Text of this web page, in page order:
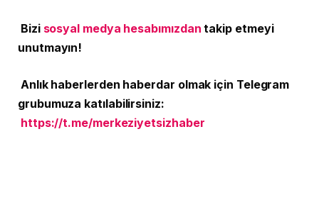
Bizisosyal medya hesabımızdan takip etmeyi
unutmayın!
Anlık haberlerden haberdar olmak için Telegram
grubumuza katılabilirsiniz:
https://t.me/merkeziyetsizhaber